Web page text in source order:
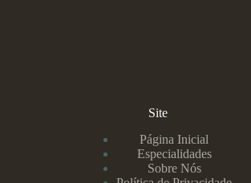
Site
Página Inicial
Especialidades
Sobre Nós